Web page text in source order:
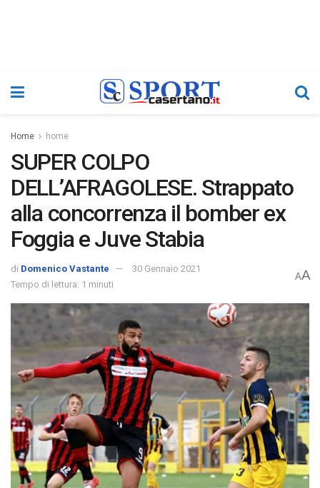
Home home
SUPER COLPO
DELL’AFRAGOLESE. Strappato
alla concorrenza il bomber ex
Foggia e Juve Stabia
di Domenico Vastante
30 Gennaio 2021
Tempo di lettura: 1 minuti
AA